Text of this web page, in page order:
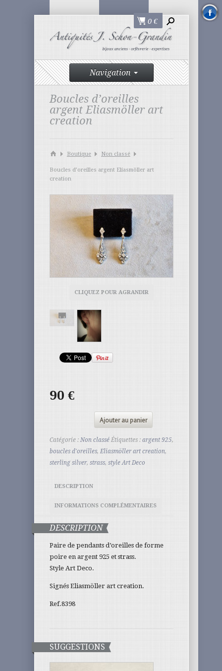
0 €
Navigation
Boucles d’oreilles
argent Eliasmöller art
creation
Boutique Non classé
Boucles d’oreilles argent Eliasmöller art
creation
CLIQUEZ POUR AGRANDIR
90 €
Ajouter au panier
Catégorie : Non classé Étiquettes : argent 925,
boucles d'oreilles, Eliasmöller art creation,
sterling silver, strass, style Art Deco
DESCRIPTION
INFORMATIONS COMPLÉMENTAIRES
DESCRIPTION
Paire de pendants d’oreilles de forme
poire en argent 925 et strass.
Style Art Deco.
Signés Eliasmöller art creation.
Ref.8398
SUGGESTIONS